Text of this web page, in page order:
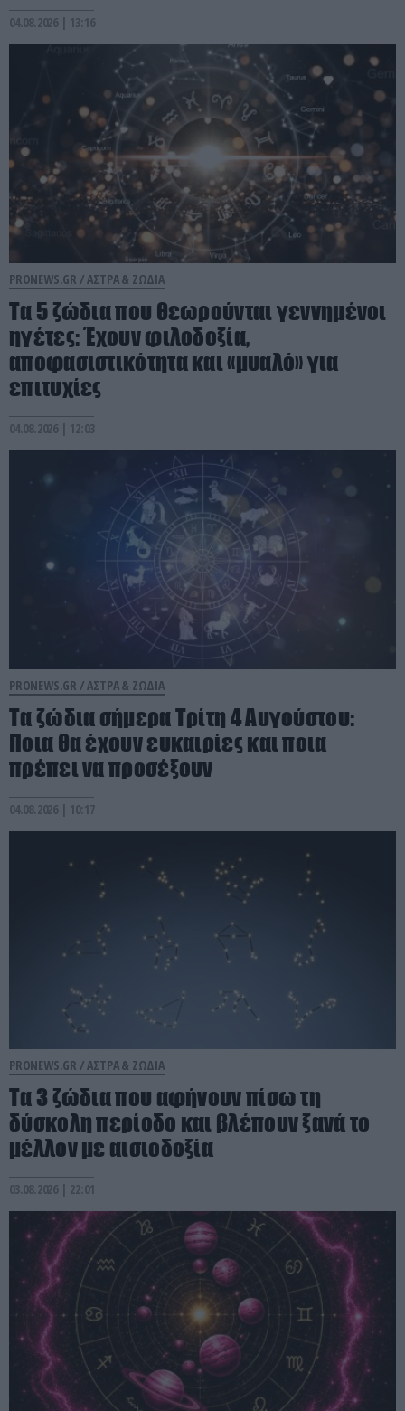
04.08.2026 | 13:16
PRONEWS.GR /ΑΣΤΡΑ & ΖΩΔΙΑ
Τα 5 ζώδια που θεωρούνται γεννημένοι
ηγέτες: Έχουν φιλοδοξία,
αποφασιστικότητα και «μυαλό» για
επιτυχίες
04.08.2026 | 12:03
PRONEWS.GR / ΑΣΤΡΑ & ΖΩΔΙΑ
Τα ζώδια σήμερα Τρίτη 4 Αυγούστου:
Ποια θα έχουν ευκαιρίες και ποια
πρέπει να προσέξουν
04.08.2026 | 10:17
PRONEWS.GR /ΑΣΤΡΑ & ΖΩΔΙΑ
Τα 3 ζώδια που αφήνουν πίσω τη
δύσκολη περίοδο και βλέπουν ξανά το
μέλλον με αισιοδοξία
03.08.2026 | 22:01